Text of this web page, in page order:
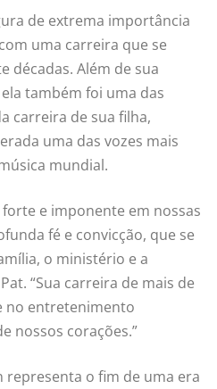
de extrema importância
uma carreira que se
décadas. Além de sua
também foi uma das
carreira de sua filha,
uma das vozes mais
mundial.
e imponente em nossas
fé e convicção, que se
o ministério e a
“Sua carreira de mais de
no entretenimento
nossos corações.”
representa o fim de uma era